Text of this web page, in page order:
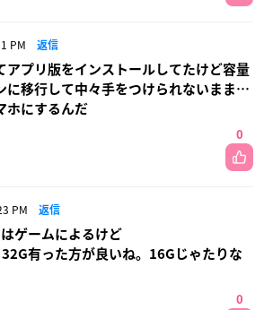
PM 返信
アプリ版をインストールしてたけど容量
に移行して中々手をつけられないまま…
ホにするんだ
0
PM 返信
ゲームによるけど
有った方が良いね。16Gじゃたりな
0